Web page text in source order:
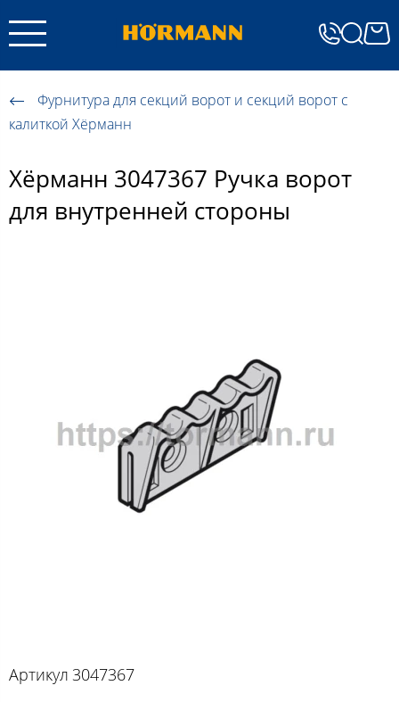
Фурнитура для секций ворот и секций ворот с
калиткой Хёрманн
Хёрманн 3047367 Ручка ворот
для внутренней стороны
Артикул 3047367